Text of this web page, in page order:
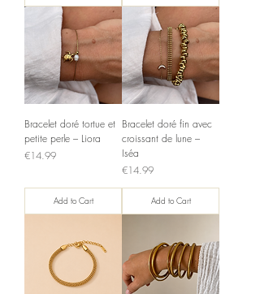
Bracelet doré tortue et
petite perle – Liora
Price
€14.99
Add to Cart
Bracelet doré fin avec
croissant de lune –
Iséa
Price
€14.99
Add to Cart